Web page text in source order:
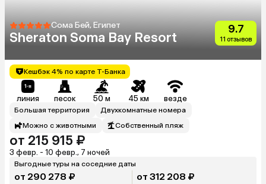
Сома Бей, Египет
Sheraton Soma Bay Resort
9.7
11 отзывов
Кешбэк 4% по карте Т-Банка
линия песок 50 м 45 км везде
Большая территория
Двухкомнатные номера
Можно с животными
Собственный пляж
от 215 915 ₽
3 февр. - 10 февр., 7 ночей
Выгодные туры на соседние даты
от 290 278 ₽ от 312 208 ₽